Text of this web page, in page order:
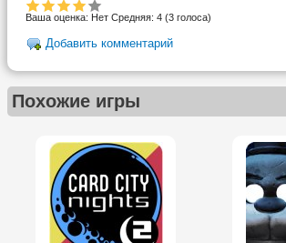
Ваша оценка: Нет Средняя: 4 (3 голоса)
Добавить комментарий
Похожие игры